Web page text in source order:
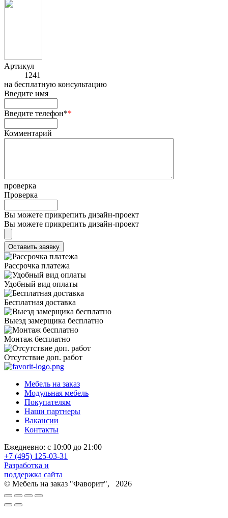
Артикул
1241
на бесплатную консультацию
Введите имя
Введите телефон**
Комментарий
проверка
Проверка
Вы можете прикрепить дизайн-проект
Вы можете прикрепить дизайн-проект
Рассрочка платежа
Удобный вид оплаты
Бесплатная доставка
Выезд замерщика бесплатно
Монтаж бесплатно
Отсутствие доп. работ
Мебель на заказ
Модульная мебель
Покупателям
Наши партнеры
Вакансии
Контакты
Ежедневно: с 10:00 до 21:00
+7 (495) 125-03-31
Разработка и
поддержка сайта
© Мебель на заказ "Фаворит", 2026